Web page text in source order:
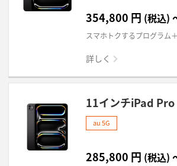
354,800 円 (税込)
スマホトクするプログラム
詳しく
11インチiPad Pro
au 5G
285,800 円 (税込)